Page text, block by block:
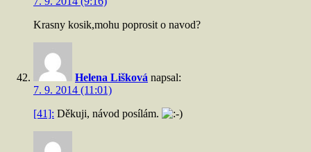
Krasny kosik,mohu poprosit o navod?
Helena Lišková napsal:
7. 9. 2014 (11:01)
[41]: Děkuji, návod posílám.